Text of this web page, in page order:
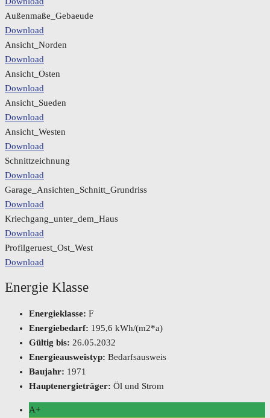
Außenmaße_Gebaeude
Download
Ansicht_Norden
Download
Ansicht_Osten
Download
Ansicht_Sueden
Download
Ansicht_Westen
Download
Schnittzeichnung
Download
Garage_Ansichten_Schnitt_Grundriss
Download
Kriechgang_unter_dem_Haus
Download
Profilgeruest_Ost_West
Download
Energie Klasse
Energieklasse: F
Energiebedarf: 195,6 kWh/(m2*a)
Gültig bis: 26.05.2032
Energieausweistyp: Bedarfsausweis
Baujahr: 1971
Hauptenergieträger: Öl und Strom
A+